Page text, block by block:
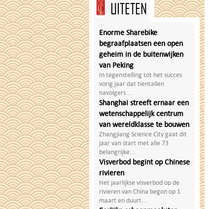
UITETEN
Enorme Sharebike
begraafplaatsen een open
geheim in de buitenwijken
van Peking
In tegenstelling tot het succes
vorig jaar dat tientallen
navolgers...
Shanghai streeft ernaar een
wetenschappelijk centrum
van wereldklasse te bouwen
Zhangjiang Science City gaat dit
jaar van start met alle 73
belangrijke...
Visverbod begint op Chinese
rivieren
Het jaarlijkse visverbod op de
rivieren van China begon op 1
maart en duurt...